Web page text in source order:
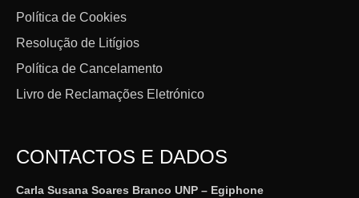
Política de Cookies
Resolução de Litígios
Política de Cancelamento
Livro de Reclamações Eletrónico
CONTACTOS E DADOS
Carla Susana Soares Branco UNP – Egiphone